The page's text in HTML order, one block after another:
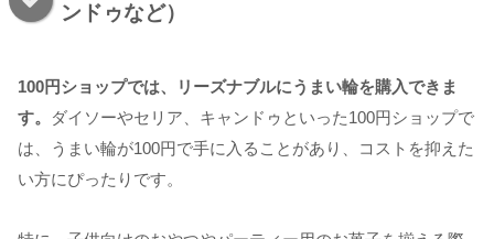
ンドゥなど）
100円ショップでは、リーズナブルにうまい輪を購入できま
す。
ダイソーやセリア、キャンドゥといった100円ショップで
は、うまい輪が100円で手に入ることがあり、コストを抑えた
い方にぴったりです。